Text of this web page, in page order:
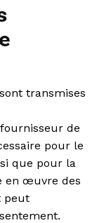
transmises
de
pour le
que pour la
en œuvre des
peut